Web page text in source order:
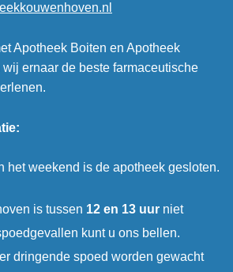
Apotheek Boiten en Apotheek
ernaar de beste farmaceutische
het weekend is de apotheek gesloten.
is tussen 12 en 13 uur niet
kunt u ons bellen.
dringende spoed worden gewacht